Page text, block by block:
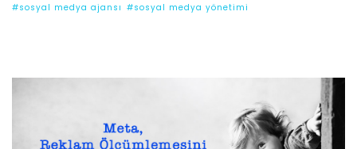
#sosyal medya ajansı #sosyal medya yönetimi